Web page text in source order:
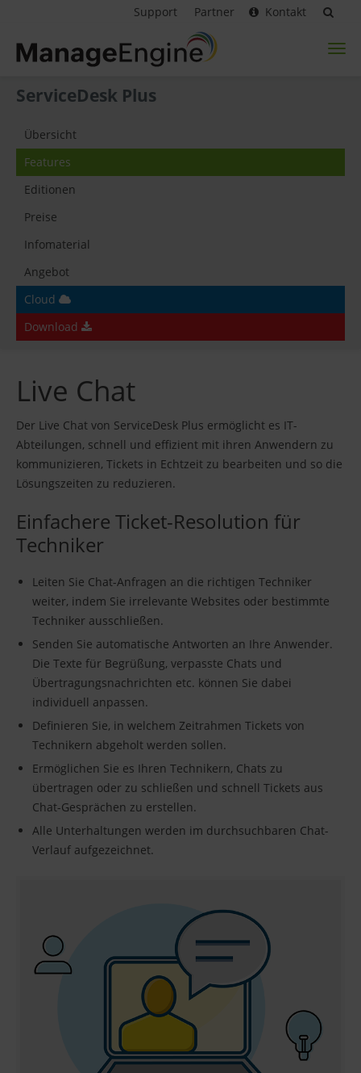
Support Partner Kontakt
ServiceDesk Plus
Übersicht
Features
Editionen
Preise
Infomaterial
Angebot
Cloud
Download
Live Chat
Der Live Chat von ServiceDesk Plus ermöglicht es IT-
Abteilungen, schnell und effizient mit ihren Anwendern zu
kommunizieren, Tickets in Echtzeit zu bearbeiten und so die
Lösungszeiten zu reduzieren.
Einfachere Ticket-Resolution für
Techniker
Leiten Sie Chat-Anfragen an die richtigen Techniker
weiter, indem Sie irrelevante Websites oder bestimmte
Techniker ausschließen.
Senden Sie automatische Antworten an Ihre Anwender.
Die Texte für Begrüßung, verpasste Chats und
Übertragungsnachrichten etc. können Sie dabei
individuell anpassen.
Definieren Sie, in welchem Zeitrahmen Tickets von
Technikern abgeholt werden sollen.
Ermöglichen Sie es Ihren Technikern, Chats zu
übertragen oder zu schließen und schnell Tickets aus
Chat-Gesprächen zu erstellen.
Alle Unterhaltungen werden im durchsuchbaren Chat-
Verlauf aufgezeichnet.